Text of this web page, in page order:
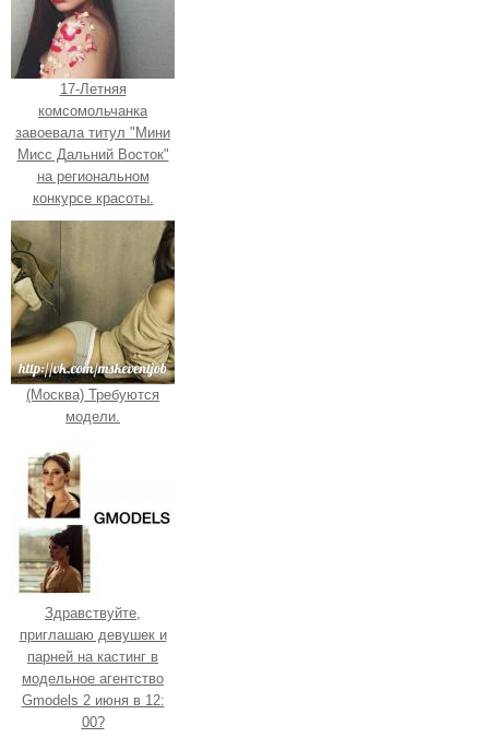
17-Летняя
комсомольчанка
завоевала титул "Мини
Мисс Дальний Восток"
на региональном
конкурсе красоты.
(Москва) Требуются
модели.
Здравствуйте,
приглашаю девушек и
парней на кастинг в
модельное агентство
Gmodels 2 июня в 12:
00?